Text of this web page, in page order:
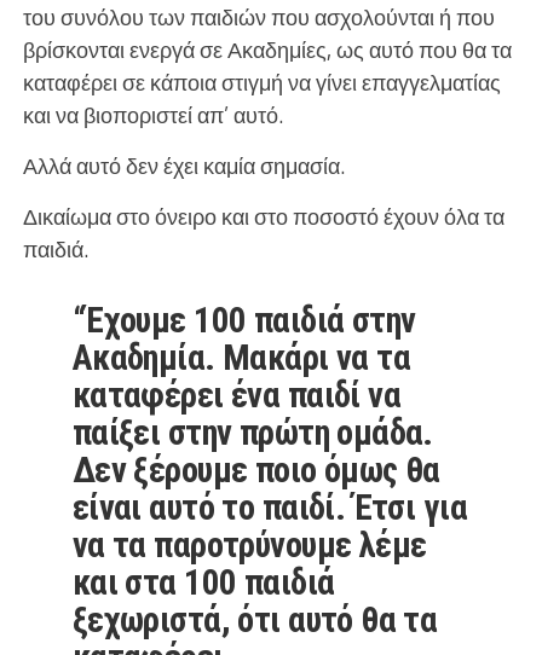
του συνόλου των παιδιών που ασχολούνται ή που
βρίσκονται ενεργά σε Ακαδημίες, ως αυτό που θα τα
καταφέρει σε κάποια στιγμή να γίνει επαγγελματίας
και να βιοποριστεί απ’ αυτό.
Αλλά αυτό δεν έχει καμία σημασία.
Δικαίωμα στο όνειρο και στο ποσοστό έχουν όλα τα
παιδιά.
“Έχουμε 100 παιδιά στην
Ακαδημία. Μακάρι να τα
καταφέρει ένα παιδί να
παίξει στην πρώτη ομάδα.
Δεν ξέρουμε ποιο όμως θα
είναι αυτό το παιδί. Έτσι για
να τα παροτρύνουμε λέμε
και στα 100 παιδιά
ξεχωριστά, ότι αυτό θα τα